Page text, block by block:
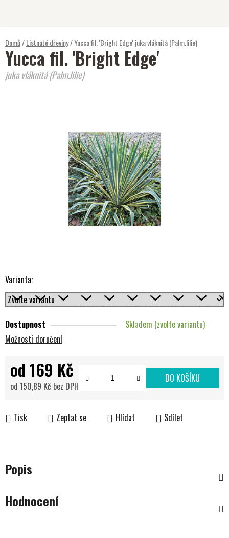
Domů/Listnaté dřeviny/Yucca fil. 'Bright Edge'juka vláknitá (Palm.lilie)
Varianta:
Dostupnost
Skladem (zvolte variantu)
Možnosti doručení
od169 Kč
od 150,89 Kč bez DPH
DO KOŠÍKU
Tisk Zeptat se Hlídat Sdílet
Yucca fil. 'Bright Edge'
juka vláknitá (Palm.lilie)
Popis
Hodnocení